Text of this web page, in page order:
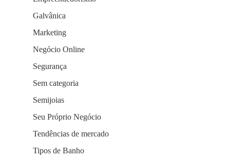
Galvânica
Marketing
Negócio Online
Segurança
Sem categoria
Semijoias
Seu Próprio Negócio
Tendências de mercado
Tipos de Banho